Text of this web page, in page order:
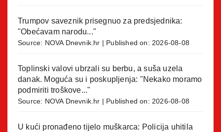
Trumpov saveznik prisegnuo za predsjednika:
"Obećavam narodu..."
Source: NOVA Dnevnik.hr Published on: 2026-08-08
Toplinski valovi ubrzali su berbu, a suša uzela
danak. Moguća su i poskupljenja: "Nekako moramo
podmiriti troškove..."
Source: NOVA Dnevnik.hr Published on: 2026-08-08
U kući pronađeno tijelo muškarca: Policija uhitila